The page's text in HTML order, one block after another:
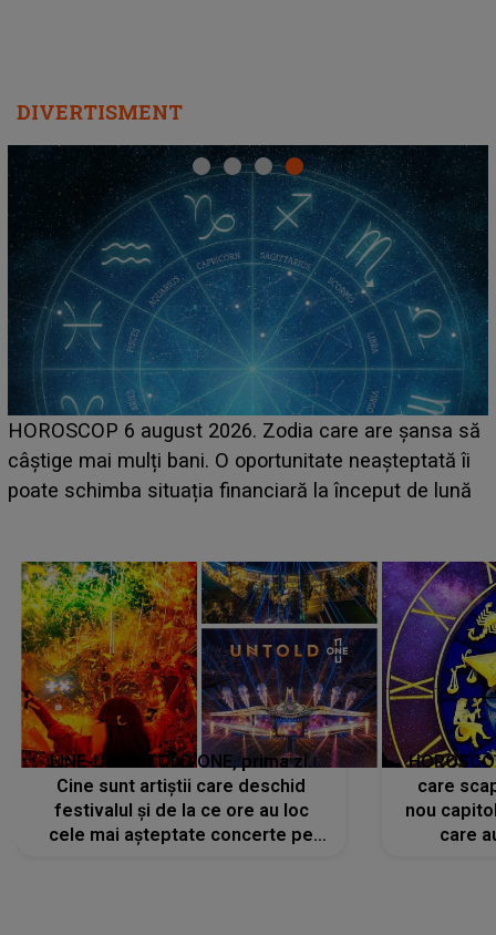
DIVERTISMENT
6 august 2026. Zodia care are șansa să
mai mulți bani. O oportunitate neașteptată îi
schimba situația financiară la început de lună
LINE-UP UNTOLD ONE, prima zi.
Cine sunt artiștii care deschid
festivalul și de la ce ore au loc
cele mai așteptate concerte pe
care
nou
care